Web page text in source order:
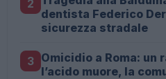
2
dentista Federico
sicurezza stradale
3 Omicidio a Roma: un
l’acido muore, la